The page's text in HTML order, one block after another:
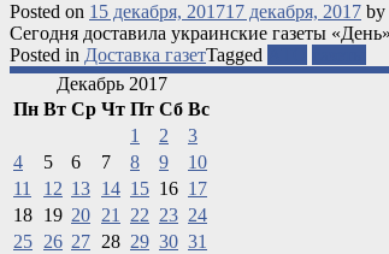
Posted on 15 декабря, 201717 декабря, 2017 by
Сегодня доставила украинские газеты
Posted in Доставка газетTagged
Декабрь 2017
Пн Вт Ср Чт Пт Сб Вс
1
2
3
4
5 6 7 8 9
10
11
12 13 14 15 16 17
18 19 20 21 22 23 24
25 26 27 28 29 30 31